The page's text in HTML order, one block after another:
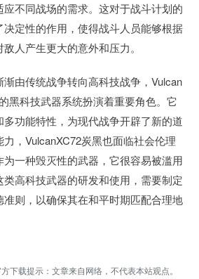
不同战场的需求。这对于战斗计划的
决定性的作用，使得战斗人员能够根据
人产生更大的意外和压力。
由传统战争转向高科技战争，Vulcan
黑科技武器系统扮演着重要角色。它
功能特性，为现代战争开辟了新的道
，VulcanXC72炭黑也面临社会伦理
一种毁灭性的武器，它很容易被滥用
高科技武器的研发和使用，需要制定
则，以确保其在和平时期匹配合理地
下载提示：文章来自网络，不代表本站观点。